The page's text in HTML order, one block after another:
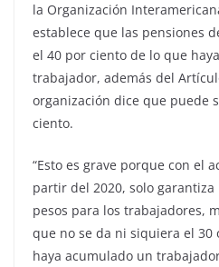
la Organización
establece que las pensiones
el 40 por ciento de lo que
trabajador, además del
organización dice que puede
ciento.
“Esto es grave porque con el
partir del 2020, solo
pesos para los trabajadores,
que no se da ni siquiera el 30
haya acumulado un